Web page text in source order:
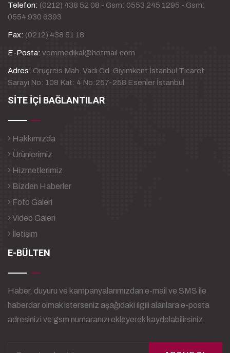
Telefon: (0212) 438 52 08 - Gsm: 0553 245 1295 - Gsm:
0554 930 6393
Fax: (0212) 438 51 18
E-Posta: vommedikal@hotmail.com
Adres: Oruçreis Mah. Vadi Cd. Giyimkent İstanbul Ticaret
Sarayı No: 108 Kat: 4 No:257-258 Esenler İstanbul
SİTE İÇİ BAĞLANTILAR
Hakkımızda
Ürünlerimiz
Hizmetlerimiz
Bizden Haberler
Foto Galeri
Video Galeri
İletişim
E-BÜLTEN
Haber, duyuru ve kampanyalarımızdan e-mail ve SMS ile
haberdar olmak isterseniz aşağıdaki ilgili alanlara e-posta
adresinizi ve gsm numaranızı ekleyerek kaydolabilirsiniz.